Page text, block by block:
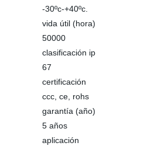
-30ºc-+40ºc.
vida útil (hora)
50000
clasificación ip
67
certificación
ccc, ce, rohs
garantía (año)
5 años
aplicación